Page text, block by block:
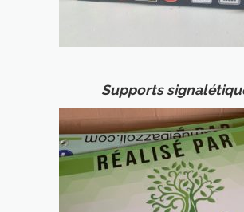
Supports